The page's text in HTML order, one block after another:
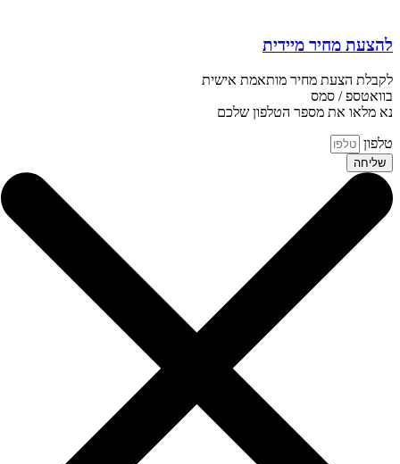
להצעת מחיר מיידית
לקבלת הצעת מחיר מותאמת אישית
בוואטספ / סמס
נא מלאו את מספר הטלפון שלכם
טלפון
שליחה